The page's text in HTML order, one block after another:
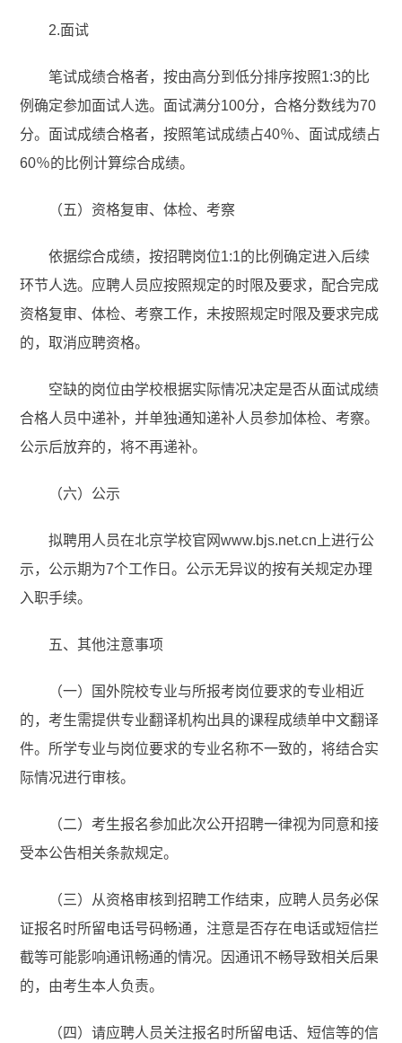
2.面试
笔试成绩合格者，按由高分到低分排序按照1:3的比
例确定参加面试人选。面试满分100分，合格分数线为70
分。面试成绩合格者，按照笔试成绩占40％、面试成绩占
60％的比例计算综合成绩。
（五）资格复审、体检、考察
依据综合成绩，按招聘岗位1:1的比例确定进入后续
环节人选。应聘人员应按照规定的时限及要求，配合完成
资格复审、体检、考察工作，未按照规定时限及要求完成
的，取消应聘资格。
空缺的岗位由学校根据实际情况决定是否从面试成绩
合格人员中递补，并单独通知递补人员参加体检、考察。
公示后放弃的，将不再递补。
（六）公示
拟聘用人员在北京学校官网www.bjs.net.cn上进行公
示，公示期为7个工作日。公示无异议的按有关规定办理
入职手续。
五、其他注意事项
（一）国外院校专业与所报考岗位要求的专业相近
的，考生需提供专业翻译机构出具的课程成绩单中文翻译
件。所学专业与岗位要求的专业名称不一致的，将结合实
际情况进行审核。
（二）考生报名参加此次公开招聘一律视为同意和接
受本公告相关条款规定。
（三）从资格审核到招聘工作结束，应聘人员务必保
证报名时所留电话号码畅通，注意是否存在电话或短信拦
截等可能影响通讯畅通的情况。因通讯不畅导致相关后果
的，由考生本人负责。
（四）请应聘人员关注报名时所留电话、短信等的信